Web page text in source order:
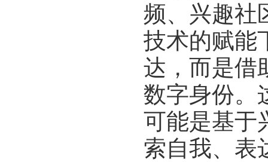
频、兴趣社
技术的赋能
达，而是借
数字身份。
可能是基于
索自我、表